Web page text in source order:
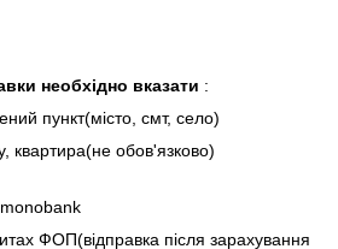
необхідно вказати :
пункт(місто, смт, село)
квартира(не обов'язково)
ФОП(відправка після зарахування